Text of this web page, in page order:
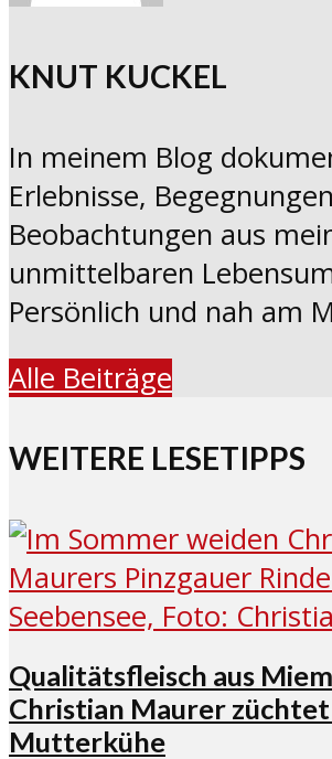
KNUT KUCKEL
In meinem Blog
Erlebnisse,
Beobachtungen aus
unmittelbaren
Persönlich und nah am
Alle Beiträge
WEITERE LESETIPPS
Qualitätsfleisch aus
Christian Maurer
Mutterkühe